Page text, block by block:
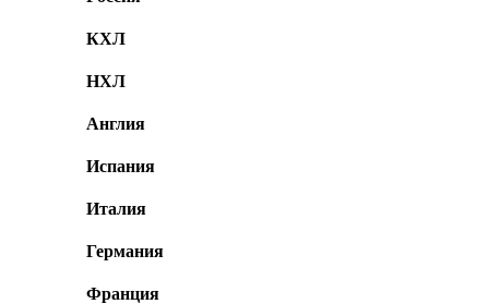
КХЛ
НХЛ
Англия
Испания
Италия
Германия
Франция